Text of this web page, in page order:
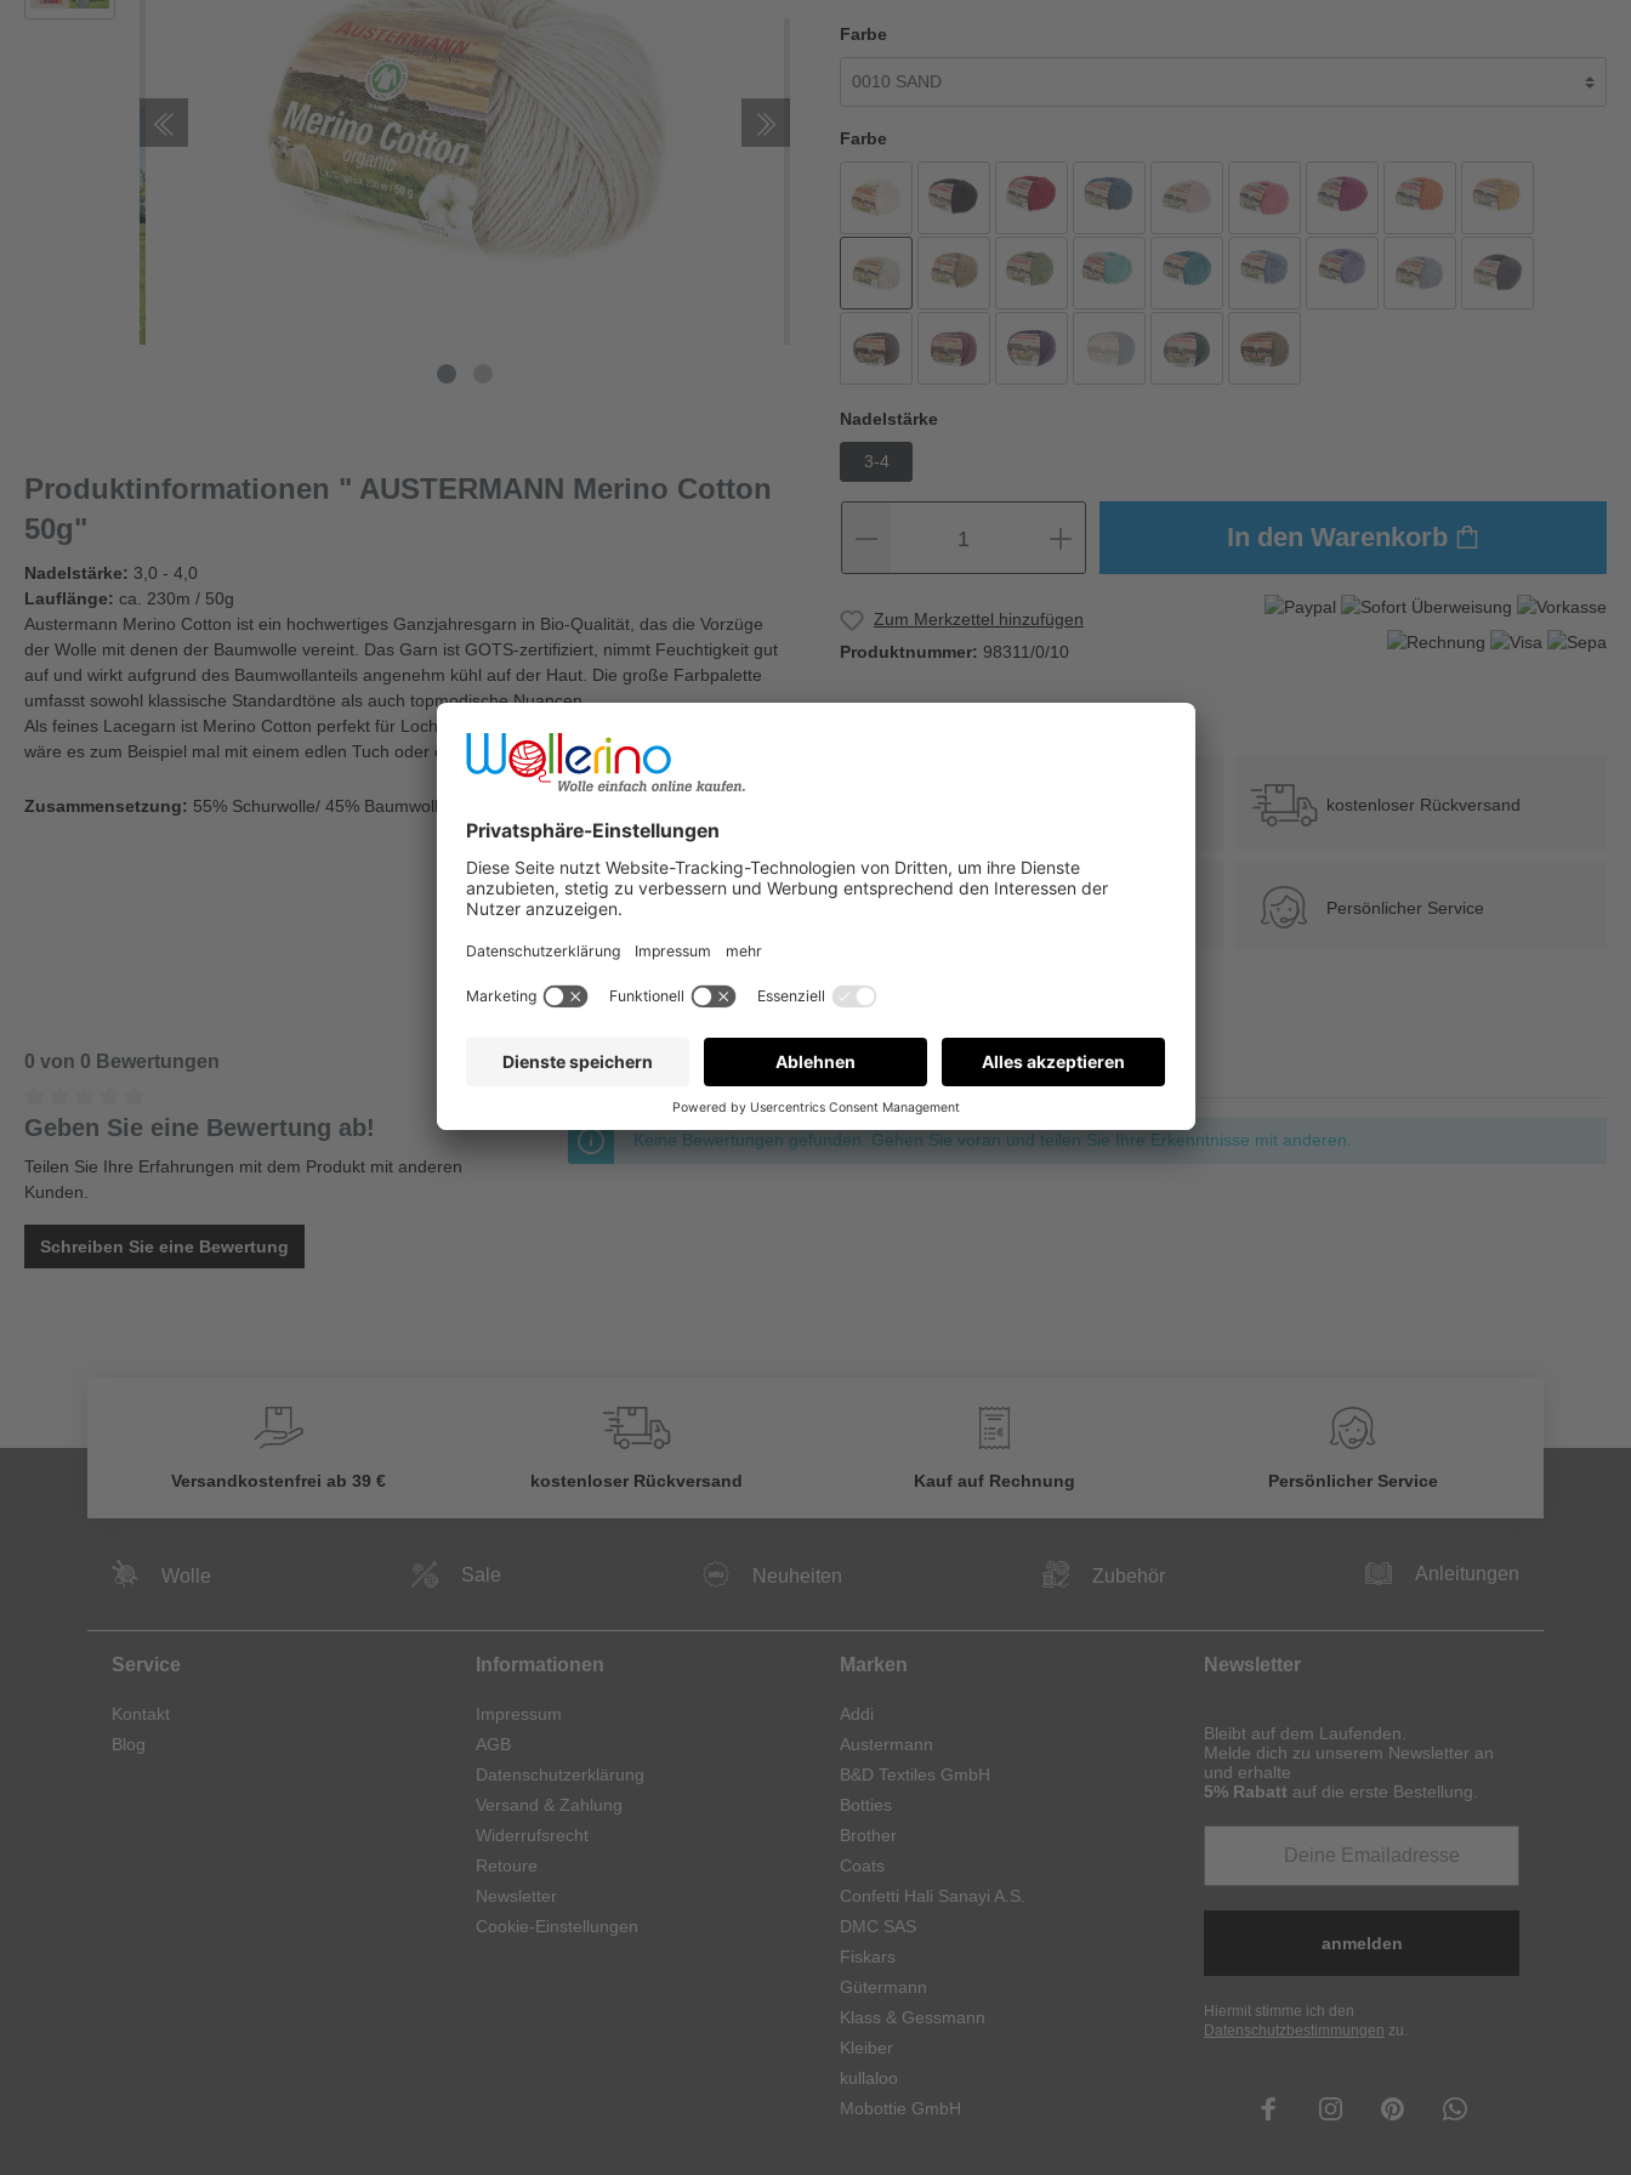
Produktinformationen " AUSTERMANN Merino Cotton
50g"
Nadelstärke: 3,0 - 4,0
Lauflänge: ca. 230m / 50g
Austermann Merino Cotton ist ein hochwertiges Ganzjahresgarn in Bio-Qualität, das die Vorzüge
der Wolle mit denen der Baumwolle vereint. Das Garn ist GOTS-zertifiziert, nimmt Feuchtigkeit gut
auf und wirkt aufgrund des Baumwollanteils angenehm kühl auf der Haut. Die große Farbpalette
umfasst sowohl klassische Standardtöne als auch topmodische Nuancen.
Als feines Lacegarn ist Merino Cotton perfekt für Lochmuster oder Häkelarbeiten geeignet. Wie
wäre es zum Beispiel mal mit einem edlen Tuch oder einer sommerlichen Häkelweste?
Zusammensetzung: 55% Schurwolle/ 45% Baumwolle
Farbe
Farbe
Nadelstärke
3-4
1 In den Warenkorb
Zum Merkzettel hinzufügen
Produktnummer: 98311/0/10
kostenloser Rückversand
Persönlicher Service
0 von 0 Bewertungen
Geben Sie eine Bewertung ab!
Teilen Sie Ihre Erfahrungen mit dem Produkt mit anderen
Kunden.
Schreiben Sie eine Bewertung
Bewertungen nur in der aktuellen Sprache anzeigen.
Keine Bewertungen gefunden. Gehen Sie voran und teilen Sie Ihre Erkenntnisse mit anderen.
Versandkostenfrei ab 39 € kostenloser Rückversand
€
Kauf auf Rechnung Persönlicher Service
Wolle Sale Neuheiten Zubehör Anleitungen
Service
Kontakt
Blog
Informationen
Impressum
AGB
Datenschutzerklärung
Versand & Zahlung
Widerrufsrecht
Retoure
Newsletter
Cookie-Einstellungen
Marken
Addi
Austermann
B&D Textiles GmbH
Botties
Brother
Coats
Confetti Hali Sanayi A.S.
DMC SAS
Fiskars
Gütermann
Klass & Gessmann
Kleiber
kullaloo
Mobottie GmbH
Newsletter
Bleibt auf dem Laufenden.
Melde dich zu unserem Newsletter an
und erhalte
5% Rabatt auf die erste Bestellung.
anmelden
Hiermit stimme ich den
Datenschutzbestimmungen zu.